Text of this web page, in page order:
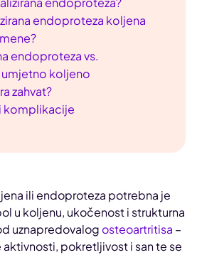
endoproteza koljena
endoproteza vs.
koljeno
zahvat?
komplikacije
ili endoproteza potrebna je
u koljenu, ukočenost i strukturna
uznapredovalog osteoartritisa –
pokretljivost i san te se